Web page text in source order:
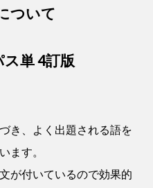
ついて
単 4訂版
き、よく出題される語を
ます。
が付いているので効果的